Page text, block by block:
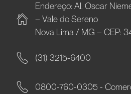
Endereço: Al. Oscar
– Vale do Sereno
Nova Lima / MG – CEP:
(31) 3215-6400
0800-760-0305 -